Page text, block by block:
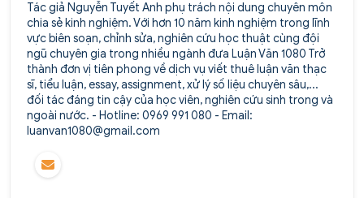
Tác giả Nguyễn Tuyết Anh phụ trách nội dung chuyên môn
chia sẻ kinh nghiệm. Với hơn 10 năm kinh nghiệm trong lĩnh
vực biên soạn, chỉnh sửa, nghiên cứu học thuật cùng đội
ngũ chuyên gia trong nhiều ngành đưa Luận Văn 1080 Trở
thành đơn vị tiên phong về dịch vụ viết thuê luận văn thạc
sĩ, tiểu luận, essay, assignment, xử lý số liệu chuyên sâu,...
đối tác đáng tin cậy của học viên, nghiên cứu sinh trong và
ngoài nước. - Hotline: 0969 991 080 - Email:
luanvan1080@gmail.com